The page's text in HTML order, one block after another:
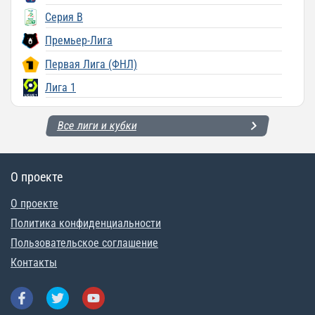
Серия B
Премьер-Лига
Первая Лига (ФНЛ)
Лига 1
Все лиги и кубки
О проекте
О проекте
Политика конфиденциальности
Пользовательское соглашение
Контакты